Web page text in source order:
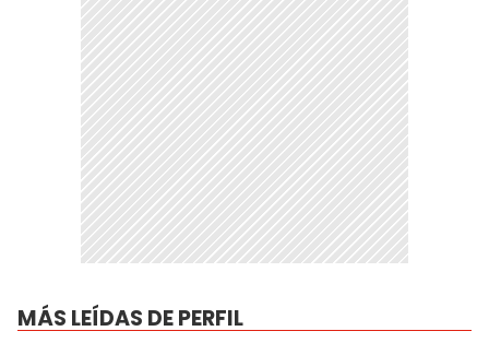
MÁS LEÍDAS DE PERFIL